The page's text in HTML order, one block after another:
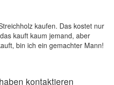
kaufen. Das kostet nur
kauft kaum jemand, aber
bin ich ein gemachter Mann!
kontaktieren